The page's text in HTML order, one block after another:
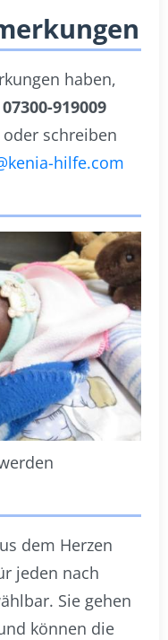
haben,
07300-919009
schreiben
hilfe.com
dem Herzen
jeden nach
Sie gehen
können die